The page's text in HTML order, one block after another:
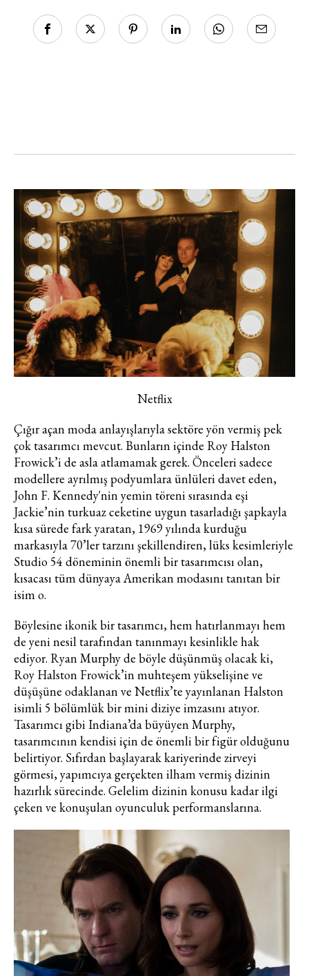
Netflix
Çığır açan moda anlayışlarıyla sektöre yön vermiş pek
çok tasarımcı mevcut. Bunların içinde Roy Halston
Frowick’i de asla atlamamak gerek. Önceleri sadece
modellere ayrılmış podyumlara ünlüleri davet eden,
John F. Kennedy'nin yemin töreni sırasında eşi
Jackie’nin turkuaz ceketine uygun tasarladığı şapkayla
kısa sürede fark yaratan, 1969 yılında kurduğu
markasıyla 70’ler tarzını şekillendiren, lüks kesimleriyle
Studio 54 döneminin önemli bir tasarımcısı olan,
kısacası tüm dünyaya Amerikan modasını tanıtan bir
isim o.
Böylesine ikonik bir tasarımcı, hem hatırlanmayı hem
de yeni nesil tarafından tanınmayı kesinlikle hak
ediyor. Ryan Murphy de böyle düşünmüş olacak ki,
Roy Halston Frowick’in muhteşem yükselişine ve
düşüşüne odaklanan ve Netflix’te yayınlanan Halston
isimli 5 bölümlük bir mini diziye imzasını atıyor.
Tasarımcı gibi Indiana’da büyüyen Murphy,
tasarımcının kendisi için de önemli bir figür olduğunu
belirtiyor. Sıfırdan başlayarak kariyerinde zirveyi
görmesi, yapımcıya gerçekten ilham vermiş dizinin
hazırlık sürecinde. Gelelim dizinin konusu kadar ilgi
çeken ve konuşulan oyunculuk performanslarına.